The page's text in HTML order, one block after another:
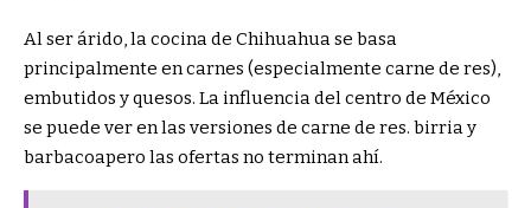
Al ser árido, la cocina de Chihuahua se basa
principalmente en carnes (especialmente carne de res),
embutidos y quesos. La influencia del centro de México
se puede ver en las versiones de carne de res. birriay
barbacoapero las ofertas no terminan ahí.